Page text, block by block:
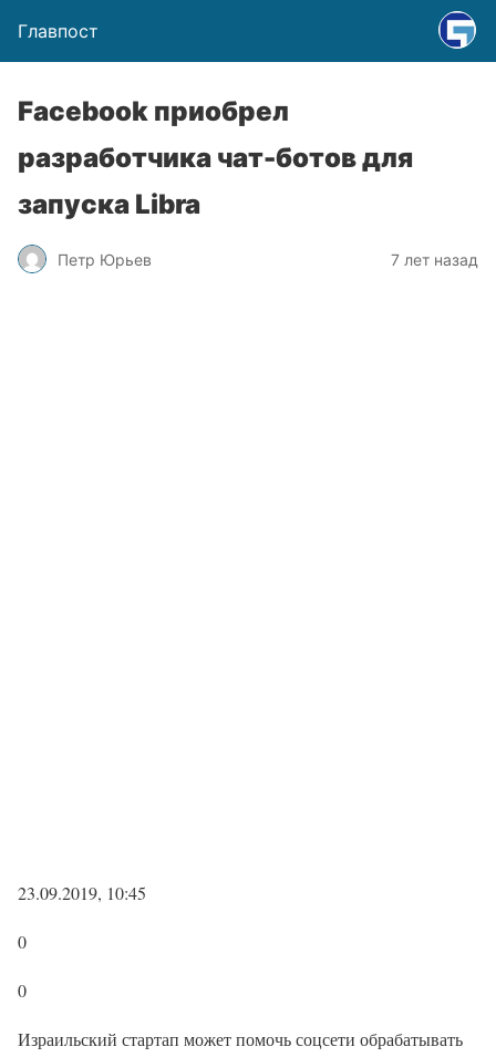
Главпост
Facebook приобрел
разработчика чат-ботов для
запуска Libra
Петр Юрьев 7 лет назад
23.09.2019, 10:45
0
0
Израильский стартап может помочь соцсети обрабатывать